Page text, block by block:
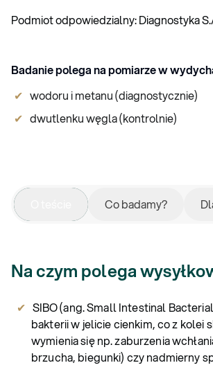
Podmiot odpowiedzialny: Diagnostyka
Badanie polega na pomiarze w
wodoru i metanu (diagnostycznie)
dwutlenku węgla (kontrolnie)
Co badamy?
Na czym polega
SIBO (ang. Small Intestinal
bakterii w jelicie cienkim, co z
wymienia się np. zaburzenia
brzucha, biegunki) czy nadmierny